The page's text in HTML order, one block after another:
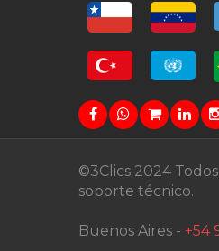
©3Clics 2024
soporte técnico.
Buenos Aires - +54